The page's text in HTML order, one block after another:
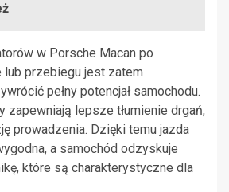
w Porsche Macan po
przebiegu jest zatem
pełny potencjał samochodu.
zapewniają lepsze tłumienie drgań,
prowadzenia. Dzięki temu jazda
a samochód odzyskuje
które są charakterystyczne dla